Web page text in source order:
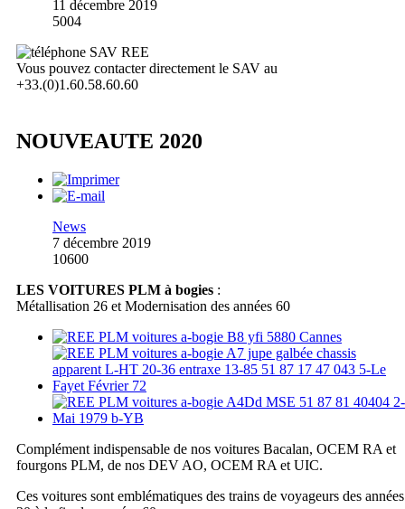
11 décembre 2019
5004
Vous pouvez contacter directement le SAV au
+33.(0)1.60.58.60.60
NOUVEAUTE 2020
News
7 décembre 2019
10600
LES VOITURES PLM à bogies :
Métallisation 26 et Modernisation des années 60
Complément indispensable de nos voitures Bacalan, OCEM RA et
fourgons PLM, de nos DEV AO, OCEM RA et UIC.
Ces voitures sont emblématiques des trains de voyageurs des années